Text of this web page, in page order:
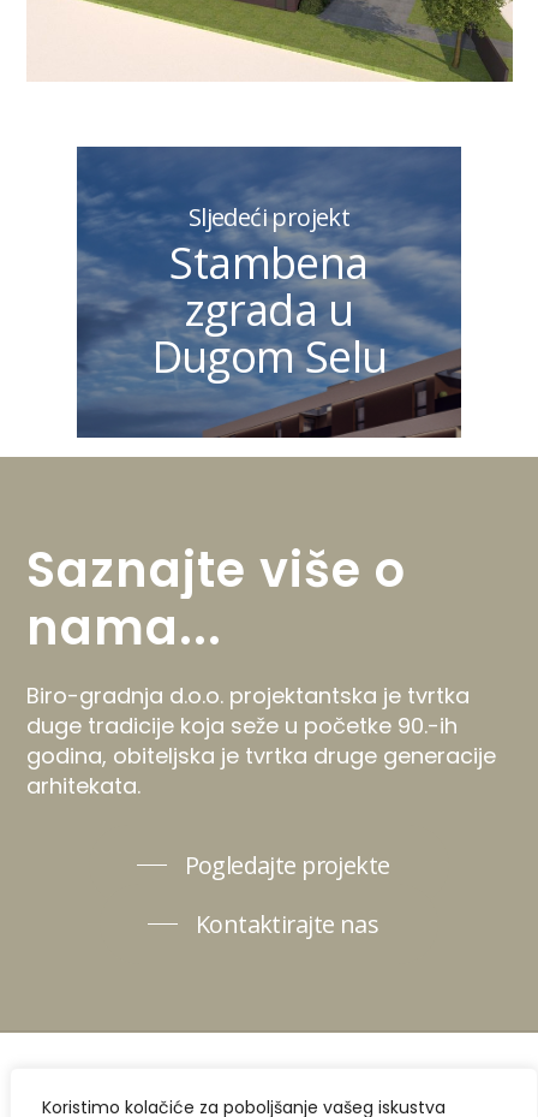
Koristimo kolačiće za poboljšanje vašeg iskustva
Sljedeći projekt
Stambena
zgrada u
Dugom Selu
Saznajte više o
nama...
Biro-gradnja d.o.o. projektantska je tvrtka
duge tradicije koja seže u početke 90.-ih
godina, obiteljska je tvrtka druge generacije
arhitekata.
Pogledajte projekte
Kontaktirajte nas